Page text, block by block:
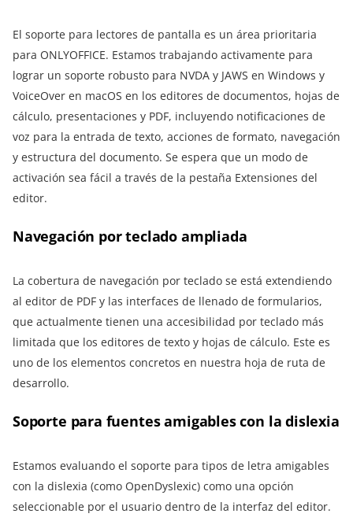
El soporte para lectores de pantalla es un área prioritaria
para ONLYOFFICE. Estamos trabajando activamente para
lograr un soporte robusto para NVDA y JAWS en Windows y
VoiceOver en macOS en los editores de documentos, hojas de
cálculo, presentaciones y PDF, incluyendo notificaciones de
voz para la entrada de texto, acciones de formato, navegación
y estructura del documento. Se espera que un modo de
activación sea fácil a través de la pestaña Extensiones del
editor.
Navegación por teclado ampliada
La cobertura de navegación por teclado se está extendiendo
al editor de PDF y las interfaces de llenado de formularios,
que actualmente tienen una accesibilidad por teclado más
limitada que los editores de texto y hojas de cálculo. Este es
uno de los elementos concretos en nuestra hoja de ruta de
desarrollo.
Soporte para fuentes amigables con la dislexia
Estamos evaluando el soporte para tipos de letra amigables
con la dislexia (como OpenDyslexic) como una opción
seleccionable por el usuario dentro de la interfaz del editor.